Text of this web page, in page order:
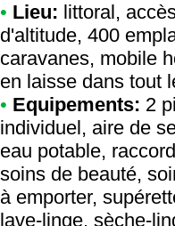
• Lieu: littoral,
d'altitude, 400
caravanes, mobile
en laisse dans tout
• Equipements: 2
individuel, aire de
eau potable,
soins de beauté,
à emporter,
lave-linge, sèche-